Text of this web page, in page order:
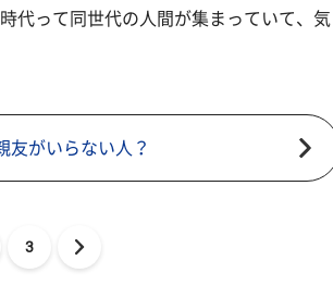
代って同世代の人間が集まっていて、気
友がいらない人？
3